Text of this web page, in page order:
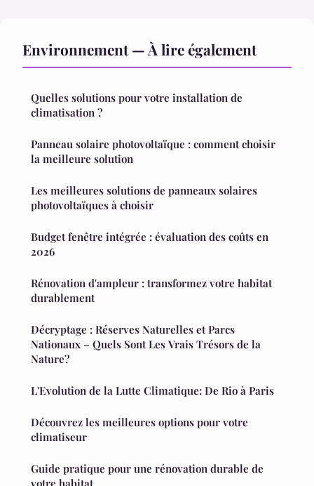
Environnement — À lire également
Quelles solutions pour votre installation de
climatisation ?
Panneau solaire photovoltaïque : comment choisir
la meilleure solution
Les meilleures solutions de panneaux solaires
photovoltaïques à choisir
Budget fenêtre intégrée : évaluation des coûts en
2026
Rénovation d'ampleur : transformez votre habitat
durablement
Décryptage : Réserves Naturelles et Parcs
Nationaux – Quels Sont Les Vrais Trésors de la
Nature?
L'Evolution de la Lutte Climatique: De Rio à Paris
Découvrez les meilleures options pour votre
climatiseur
Guide pratique pour une rénovation durable de
votre habitat